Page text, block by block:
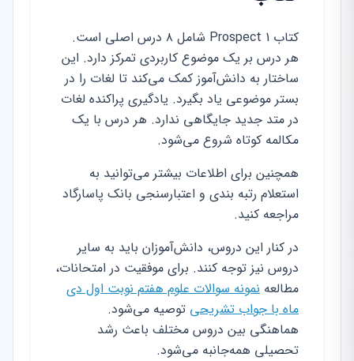
کتاب Prospect 1 شامل ۸ درس اصلی است.
هر درس بر یک موضوع کاربردی تمرکز دارد. این
ساختار به دانش‌آموز کمک می‌کند تا لغات را در
بستر موضوعی یاد بگیرد. یادگیری پراکنده لغات
در متد جدید جایگاهی ندارد. هر درس با یک
مکالمه کوتاه شروع می‌شود.
همچنین برای اطلاعات بیشتر می‌توانید به
استعلام رتبه بندی و اعتبارسنجی بانک پاسارگاد
مراجعه کنید.
در کنار این دروس، دانش‌آموزان باید به سایر
دروس نیز توجه کنند. برای موفقیت در امتحانات،
مطالعه نمونه سوالات علوم هفتم نوبت اول دی
ماه با جواب تشریحی توصیه می‌شود.
هماهنگی بین دروس مختلف باعث رشد
تحصیلی همه‌جانبه می‌شود.